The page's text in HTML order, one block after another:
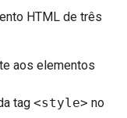
HTML de três
aos elementos
tag <style> no